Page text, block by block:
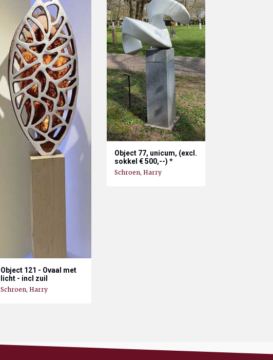
Object 121 - Ovaal met
licht - incl zuil
Schroen, Harry
Object 77, unicum, (excl.
sokkel € 500,--) *
Schroen, Harry